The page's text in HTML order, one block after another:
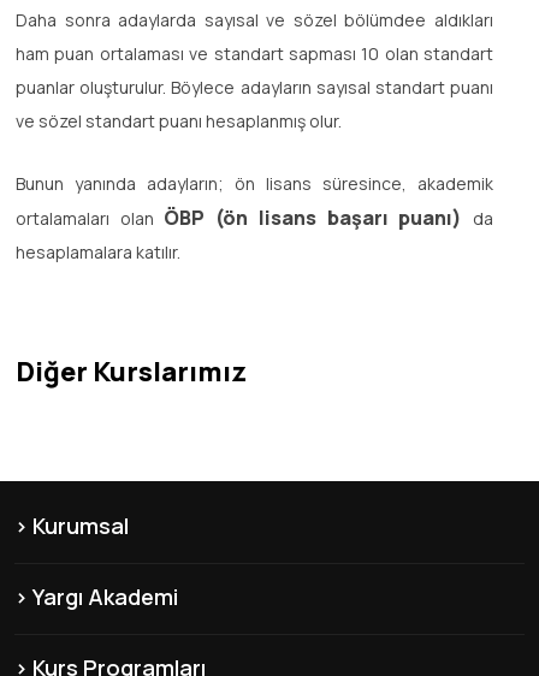
Daha sonra adaylarda sayısal ve sözel bölümdee aldıkları
ham puan ortalaması ve standart sapması 10 olan standart
puanlar oluşturulur. Böylece adayların sayısal standart puanı
ve sözel standart puanı hesaplanmış olur.
Bunun yanında adayların; ön lisans süresince, akademik
ortalamaları olan ÖBP (ön lisans başarı puanı)
da
hesaplamalara katılır.
Diğer Kurslarımız
Kurumsal
Hakkımızda
Yargı Akademi
Kurs Programları